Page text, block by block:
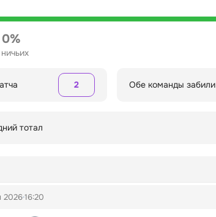
0%
2 Обе команды забили
тотал
202616:20